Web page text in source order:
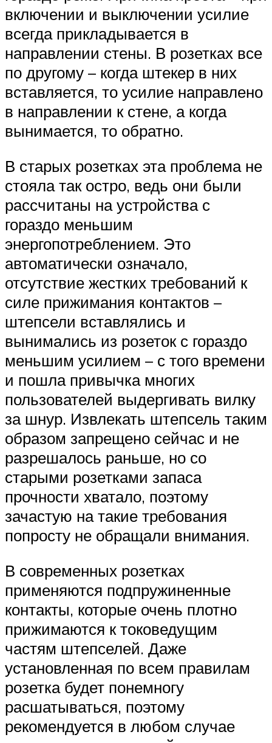
включении и выключении усилие
всегда прикладывается в
направлении стены. В розетках все
по другому – когда штекер в них
вставляется, то усилие направлено
в направлении к стене, а когда
вынимается, то обратно.
В старых розетках эта проблема не
стояла так остро, ведь они были
рассчитаны на устройства с
гораздо меньшим
энергопотреблением. Это
автоматически означало,
отсутствие жестких требований к
силе прижимания контактов –
штепсели вставлялись и
вынимались из розеток с гораздо
меньшим усилием – с того времени
и пошла привычка многих
пользователей выдергивать вилку
за шнур. Извлекать штепсель таким
образом запрещено сейчас и не
разрешалось раньше, но со
старыми розетками запаса
прочности хватало, поэтому
зачастую на такие требования
попросту не обращали внимания.
В современных розетках
применяются подпружиненные
контакты, которые очень плотно
прижимаются к токоведущим
частям штепселей. Даже
установленная по всем правилам
розетка будет понемногу
расшатываться, поэтому
рекомендуется в любом случае